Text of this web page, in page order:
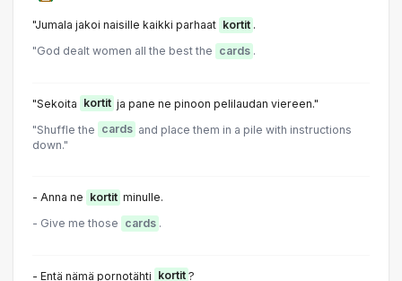
"Jumala jakoi naisille kaikki parhaat kortit .
"God dealt women all the best the cards .
"Sekoita kortit ja pane ne pinoon pelilaudan viereen."
"Shuffle the cards and place them in a pile with instructions
down."
- Anna ne kortit minulle.
- Give me those cards .
- Entä nämä pornotähti kortit ?